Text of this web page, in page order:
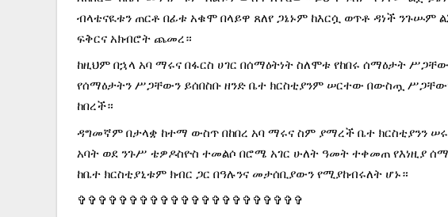
ብላቴናዪቱን ጠርቶ በፊቱ አቁሞ በላይዋ ጸለየ ጋኔኑም ከእርሷ ወጥቶ ዳነች ንጉሡም
ፍቅርና አክብሮት ጨመረ።
ከዚህም በኋላ አባ ማሩና በፋርስ ሀገር በሰማዕትነት ስለሞቱ የከበሩ ሰማዕታት
የሰማዕታትን ሥጋቸውን ይሰበስቡ ዘንድ ቤተ ክርስቲያንም ሠርተው በውስጧ
ከበረች።
ዳግመኛም በታላቋ ከተማ ውስጥ በከበረ አባ ማሩና ስም ያማረች ቤተ ክርስቲያንን
አባት ወደ ንጉሥ ቴዎዶስዮስ ተመልሶ በሮሜ አገር ሁለት ዓመት ተቀመጠ የእነዚያ
ከቤተ ክርስቲያኒቱም ክብር ጋር በዓሉንና መታሰቢያውን የሚያከብሩለት ሆኑ።
✞✞✞✞✞✞✞✞✞✞✞✞✞✞✞✞✞✞✞✞✞✞